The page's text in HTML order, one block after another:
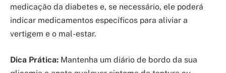
medicação da diabetes e, se necessário, ele poderá
indicar medicamentos específicos para aliviar a
vertigem e o mal-estar.
Dica Prática: Mantenha um diário de bordo da sua